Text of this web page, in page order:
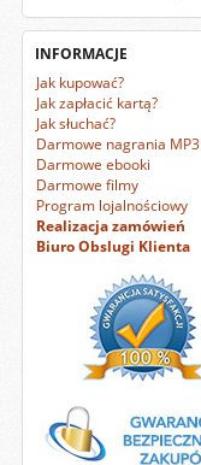
INFORMACJE
Jak kupować?
Jak zapłacić kartą?
Jak słuchać?
Darmowe nagrania MP3
Darmowe ebooki
Darmowe filmy
Program lojalnościowy
Realizacja zamówień
Biuro Obslugi Klienta